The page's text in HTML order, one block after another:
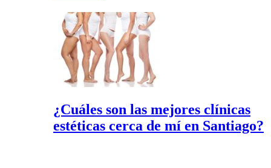
¿Cuáles son las mejores clínicas
estéticas cerca de mí en Santiago?